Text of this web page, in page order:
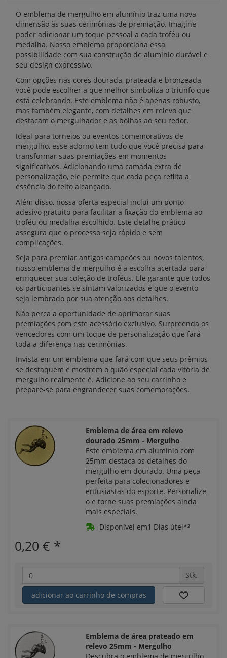
O emblema de mergulho em alumínio traz uma nova
dimensão às suas cerimônias de premiação. Imagine
poder adicionar um toque pessoal a cada troféu ou
medalha. Nosso emblema proporciona essa
possibilidade com sua construção de alumínio durável e
seu design expressivo.
Com opções nas cores dourada, prateada e bronzeada,
você pode escolher a que melhor simboliza o triunfo que
está celebrando. Este emblema não é apenas robusto,
mas também elegante, com detalhes em relevo que
destacam o mergulhador e as bolhas ao seu redor.
Ideal para torneios ou eventos comemorativos de
mergulho, esse adorno tem tudo que você precisa para
transformar suas premiações em momentos
significativos. Adicionando uma camada extra de
personalização, ele permite que cada peça reflita a
essência do feito alcançado.
Além disso, nossa oferta especial inclui um ponto
adesivo gratuito para facilitar a fixação do emblema ao
troféu ou medalha escolhido. Este detalhe prático
assegura que o processo seja rápido e sem
complicações.
Seja para premiar antigos campeões ou novos talentos,
nosso emblema de mergulho é a escolha acertada para
enriquecer sua coleção de troféus. Ele garante que todos
os participantes se sintam valorizados e que o evento
seja lembrado por sua atenção aos detalhes.
Não perca a oportunidade de aprimorar suas
premiações com este acessório exclusivo. Surpreenda os
vencedores com um toque de personalização que fará
toda a diferença nas cerimônias.
Invista em um emblema que fará com que seus prêmios
se destaquem e mostrem o quão especial cada vitória de
mergulho realmente é. Adicione ao seu carrinho e
prepare-se para engrandecer suas comemorações.
Emblema de área em relevo
dourado 25mm - Mergulho
Este emblema em alumínio com
25mm destaca os detalhes do
mergulho em dourado. Uma peça
perfeita para colecionadores e
entusiastas do esporte. Personalize-
o e torne suas premiações ainda
mais especiais.
Disponível em1 Dias útei*²
0,20 € *
Stk.
adicionar ao carrinho de compras
Emblema de área prateado em
relevo 25mm - Mergulho